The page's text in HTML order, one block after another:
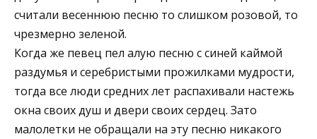
считали весеннюю песню то слишком розовой, то
чрезмерно зеленой.
Когда же певец пел алую песню с синей каймой
раздумья и серебристыми прожилками мудрости,
тогда все люди средних лет распахивали настежь
окна своих душ и двери своих сердец. Зато
малолетки не обращали на эту песню никакого